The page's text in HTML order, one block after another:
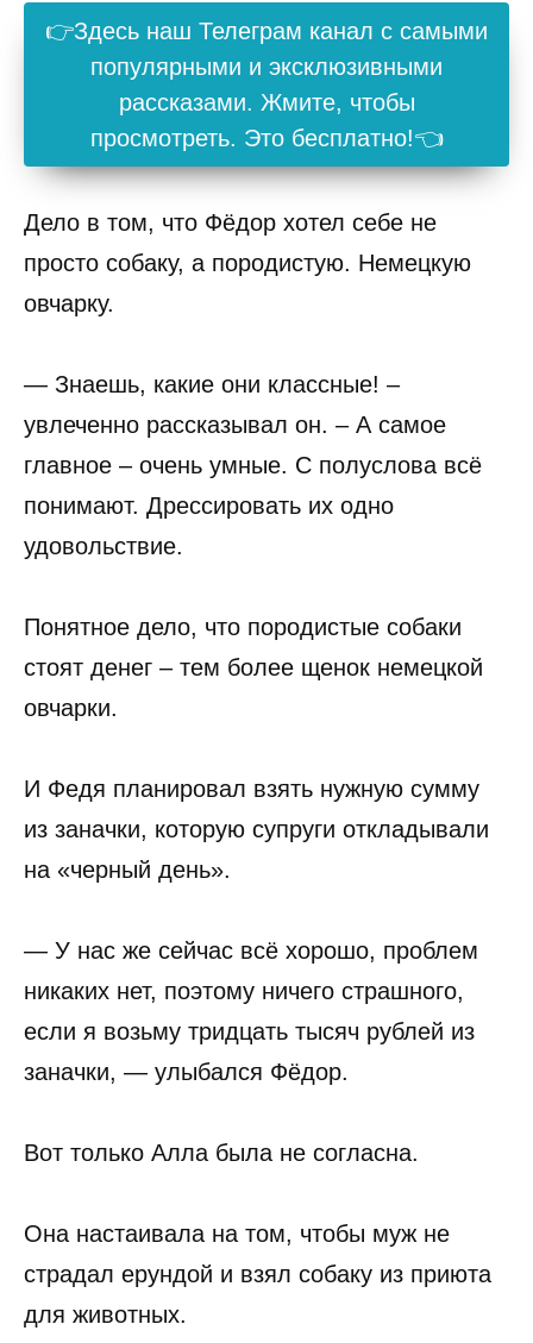
👉Здесь наш Телеграм канал с самыми
популярными и эксклюзивными
рассказами. Жмите, чтобы
просмотреть. Это бесплатно!👈
Дело в том, что Фёдор хотел себе не
просто собаку, а породистую. Немецкую
овчарку.
— Знаешь, какие они классные! –
увлеченно рассказывал он. – А самое
главное – очень умные. С полуслова всё
понимают. Дрессировать их одно
удовольствие.
Понятное дело, что породистые собаки
стоят денег – тем более щенок немецкой
овчарки.
И Федя планировал взять нужную сумму
из заначки, которую супруги откладывали
на «черный день».
— У нас же сейчас всё хорошо, проблем
никаких нет, поэтому ничего страшного,
если я возьму тридцать тысяч рублей из
заначки, — улыбался Фёдор.
Вот только Алла была не согласна.
Она настаивала на том, чтобы муж не
страдал ерундой и взял собаку из приюта
для животных.